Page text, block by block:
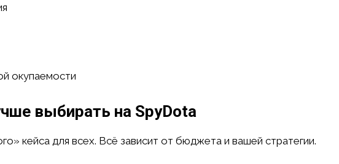
окупаемости
выбирать на SpyDota
кейса для всех. Всё зависит от бюджета и вашей стратегии.